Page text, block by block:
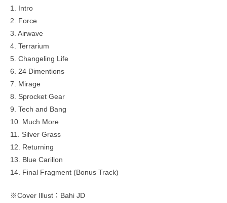
1. Intro
2. Force
3. Airwave
4. Terrarium
5. Changeling Life
6. 24 Dimentions
7. Mirage
8. Sprocket Gear
9. Tech and Bang
10. Much More
11. Silver Grass
12. Returning
13. Blue Carillon
14. Final Fragment (Bonus Track)
※Cover Illust：Bahi JD